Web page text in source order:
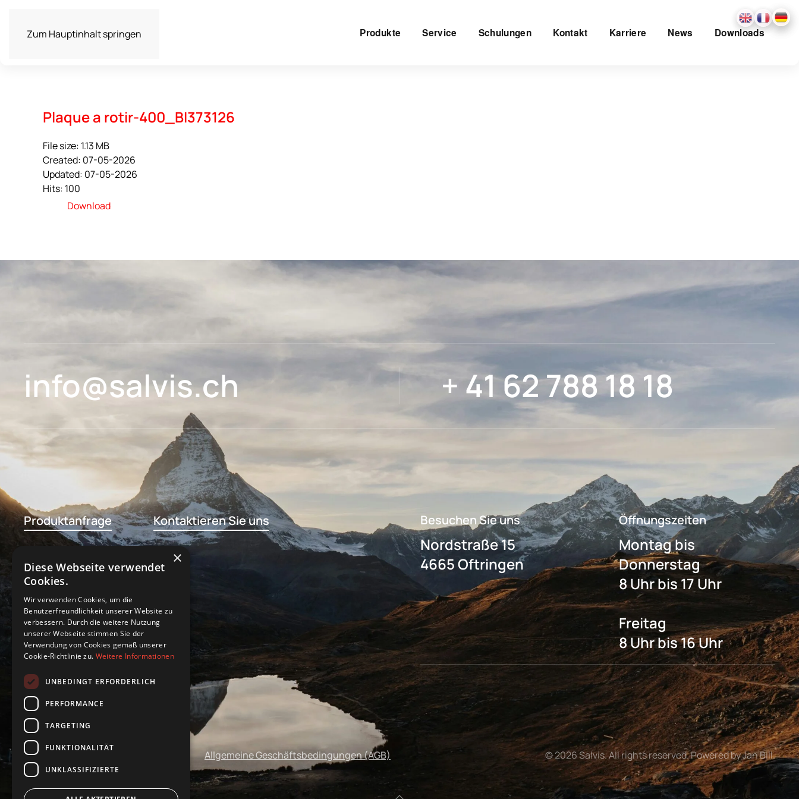
Zum Hauptinhalt springen Produkte Service Schulungen Kontakt Karriere News Downloads
Plaque a rotir-400_BI373126
File size: 1.13 MB
Created: 07-05-2026
Updated: 07-05-2026
Hits: 100
Download
info@salvis.ch + 41 62 788 18 18
Produktanfrage Kontaktieren Sie uns Besuchen Sie uns
Nordstraße 15
4665 Oftringen
Öffnungszeiten
Montag bis
Donnerstag
8 Uhr bis 17 Uhr
Freitag
8 Uhr bis 16 Uhr
Impressum Allgemeine Geschäftsbedingungen (AGB) ©2026Salvis. All rights reserved. Powered by Jan Bill.
×
Diese Webseite verwendet
Cookies.
Wir verwenden Cookies, um die
Benutzerfreundlichkeit unserer Website zu
verbessern. Durch die weitere Nutzung
unserer Webseite stimmen Sie der
Verwendung von Cookies gemäß unserer
Cookie-Richtlinie zu. Weitere Informationen
UNBEDINGT ERFORDERLICH
PERFORMANCE
TARGETING
FUNKTIONALITÄT
UNKLASSIFIZIERTE